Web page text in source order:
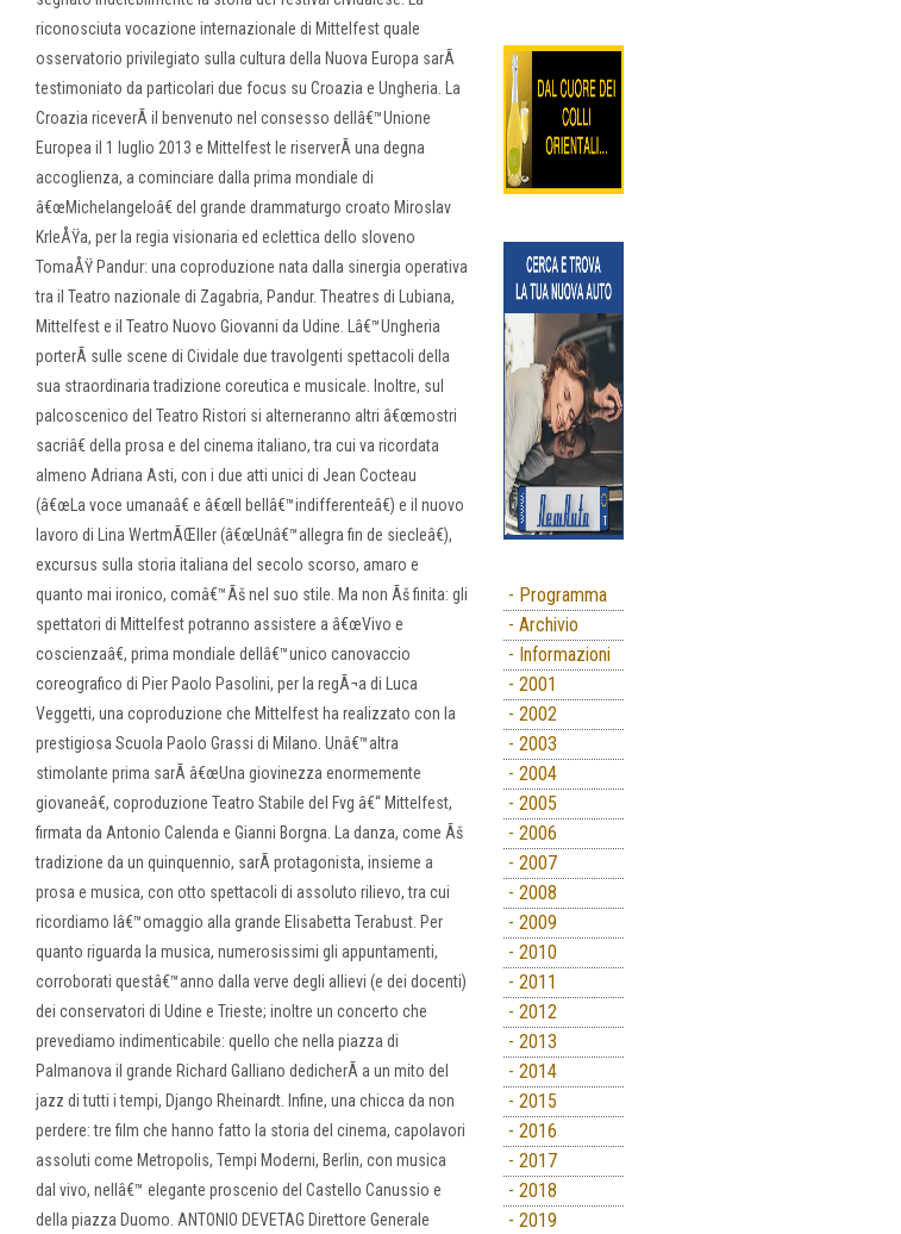
riconosciuta vocazione internazionale di Mittelfest quale
osservatorio privilegiato sulla cultura della Nuova Europa sarÃ
testimoniato da particolari due focus su Croazia e Ungheria. La
Croazia riceverÃ il benvenuto nel consesso dellâ€™Unione
Europea il 1 luglio 2013 e Mittelfest le riserverÃ una degna
accoglienza, a cominciare dalla prima mondiale di
â€œMichelangeloâ€ del grande drammaturgo croato Miroslav
KrleÅŸa, per la regia visionaria ed eclettica dello sloveno
TomaÅŸ Pandur: una coproduzione nata dalla sinergia operativa
tra il Teatro nazionale di Zagabria, Pandur. Theatres di Lubiana,
Mittelfest e il Teatro Nuovo Giovanni da Udine. Lâ€™Ungheria
porterÃ sulle scene di Cividale due travolgenti spettacoli della
sua straordinaria tradizione coreutica e musicale. Inoltre, sul
palcoscenico del Teatro Ristori si alterneranno altri â€œmostri
sacriâ€ della prosa e del cinema italiano, tra cui va ricordata
almeno Adriana Asti, con i due atti unici di Jean Cocteau
(â€œLa voce umanaâ€ e â€œIl bellâ€™indifferenteâ€) e il nuovo
lavoro di Lina WertmÃŒller (â€œUnâ€™allegra fin de siecleâ€),
excursus sulla storia italiana del secolo scorso, amaro e
quanto mai ironico, comâ€™Ãš nel suo stile. Ma non Ãš finita: gli
spettatori di Mittelfest potranno assistere a â€œVivo e
coscienzaâ€, prima mondiale dellâ€™unico canovaccio
coreografico di Pier Paolo Pasolini, per la regÃ¬a di Luca
Veggetti, una coproduzione che Mittelfest ha realizzato con la
prestigiosa Scuola Paolo Grassi di Milano. Unâ€™altra
stimolante prima sarÃ â€œUna giovinezza enormemente
giovaneâ€, coproduzione Teatro Stabile del Fvg â€“ Mittelfest,
firmata da Antonio Calenda e Gianni Borgna. La danza, come Ãš
tradizione da un quinquennio, sarÃ protagonista, insieme a
prosa e musica, con otto spettacoli di assoluto rilievo, tra cui
ricordiamo lâ€™omaggio alla grande Elisabetta Terabust. Per
quanto riguarda la musica, numerosissimi gli appuntamenti,
corroborati questâ€™anno dalla verve degli allievi (e dei docenti)
dei conservatori di Udine e Trieste; inoltre un concerto che
prevediamo indimenticabile: quello che nella piazza di
Palmanova il grande Richard Galliano dedicherÃ a un mito del
jazz di tutti i tempi, Django Rheinardt. Infine, una chicca da non
perdere: tre film che hanno fatto la storia del cinema, capolavori
assoluti come Metropolis, Tempi Moderni, Berlin, con musica
dal vivo, nellâ€™ elegante proscenio del Castello Canussio e
della piazza Duomo. ANTONIO DEVETAG Direttore Generale
- Programma
- Archivio
- Informazioni
- 2001
- 2002
- 2003
- 2004
- 2005
- 2006
- 2007
- 2008
- 2009
- 2010
- 2011
- 2012
- 2013
- 2014
- 2015
- 2016
- 2017
- 2018
- 2019